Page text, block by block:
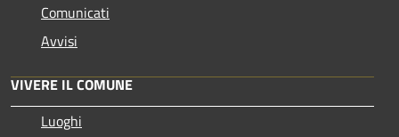
Comunicati
Avvisi
VIVERE IL COMUNE
Luoghi